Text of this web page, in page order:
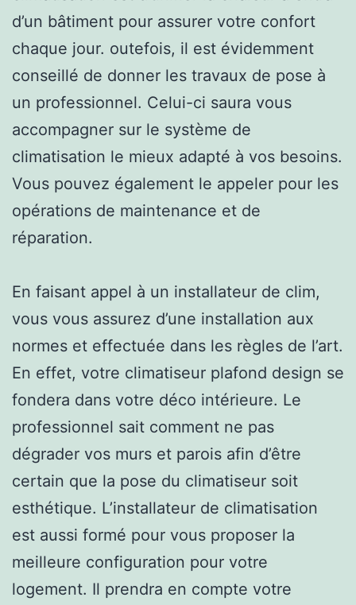
d’un bâtiment pour assurer votre confort
chaque jour. outefois, il est évidemment
conseillé de donner les travaux de pose à
un professionnel. Celui-ci saura vous
accompagner sur le système de
climatisation le mieux adapté à vos besoins.
Vous pouvez également le appeler pour les
opérations de maintenance et de
réparation.
En faisant appel à un installateur de clim,
vous vous assurez d’une installation aux
normes et effectuée dans les règles de l’art.
En effet, votre climatiseur plafond design se
fondera dans votre déco intérieure. Le
professionnel sait comment ne pas
dégrader vos murs et parois afin d’être
certain que la pose du climatiseur soit
esthétique. L’installateur de climatisation
est aussi formé pour vous proposer la
meilleure configuration pour votre
logement. Il prendra en compte votre